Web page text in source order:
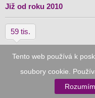
Tento web používá k
soubory cookie.
Rozumím
Již od roku 2010
59 tis.
© 2010–2026
Podmínky užití